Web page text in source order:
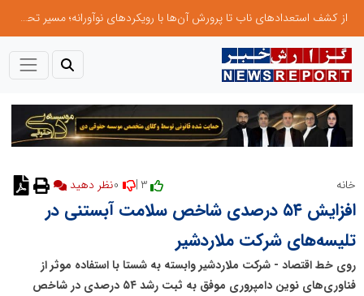
از کشف استعدادهای ناب تا پرورش آن‌ها با رویکردهای نوآورانه؛ مسیر تحول‌آفرین شنای ایران در سطح جهانی
خانه 3 |
افزایش ۵۴ درصدی شاخص سلامت آبستنی در
تلیسه‌‌های شرکت ملاردشیر
روی خط اقتصاد - شرکت ملاردشیر وابسته به شستا با استفاده موثر از
فناوری‌های نوین دامپروری موفق به ثبت رشد ۵۴ درصدی در شاخص